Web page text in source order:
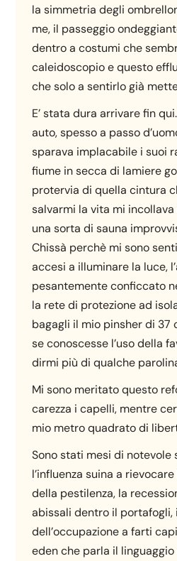
la simmetria degli
me, il passeggio
dentro a costumi che
caleidoscopio e questo
che solo a sentirlo già
E’ stata dura arrivare fin
auto, spesso a passo
sparava implacabile i suoi
fiume in secca di lamiere
protervia di quella cintura
salvarmi la vita mi
una sorta di sauna
Chissà perchè mi sono
accesi a illuminare la luce,
pesantemente conficcato
la rete di protezione ad
bagagli il mio pinsher di
se conoscesse l’uso della
dirmi più di qualche
Mi sono meritato questo
carezza i capelli, mentre
mio metro quadrato di
Sono stati mesi di notevole
l’influenza suina a
della pestilenza, la
abissali dentro il portafogli,
dell’occupazione a farti
eden che parla il